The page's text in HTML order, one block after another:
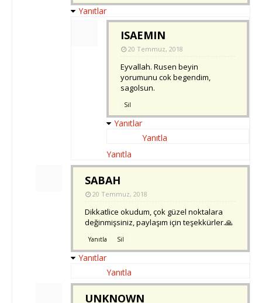
Yanıtlar
ISAEMIN
20 Temmuz, 2018
Eyvallah. Rusen beyin
yorumunu cok begendim,
sagolsun.
Sil
Yanıtlar
Yanıtla
Yanıtla
SABAH
20 Temmuz, 2018
Dikkatlice okudum, çok güzel noktalara
değinmişsiniz, paylaşım için teşekkürler.🙏
Yanıtla Sil
Yanıtlar
Yanıtla
UNKNOWN